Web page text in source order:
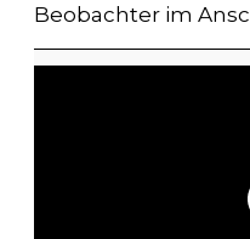
Beobachter im